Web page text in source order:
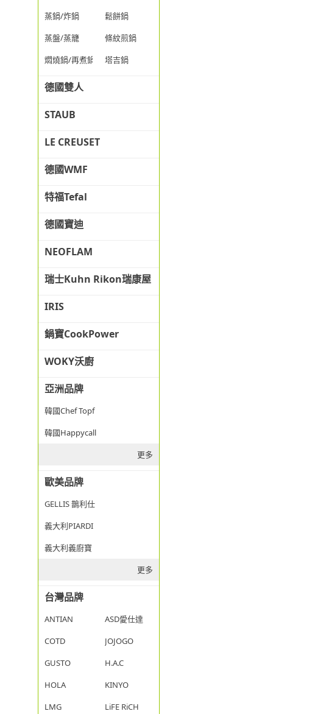
蒸鍋/炸鍋
鬆餅鍋
蒸盤/蒸籠
條紋煎鍋
燜燒鍋/再煮鍋
塔吉鍋
德國雙人
STAUB
LE CREUSET
德國WMF
特福Tefal
德國寶迪
NEOFLAM
瑞士Kuhn Rikon瑞康屋
IRIS
鍋寶CookPower
WOKY沃廚
亞洲品牌
韓國Chef Topf
韓國Happycall
更多
歐美品牌
GELLIS 鵲利仕
義大利PIARDI
義大利義廚寶
更多
台灣品牌
ANTIAN
ASD愛仕達
COTD
JOJOGO
GUSTO
H.A.C
HOLA
KINYO
LMG
LiFE RiCH